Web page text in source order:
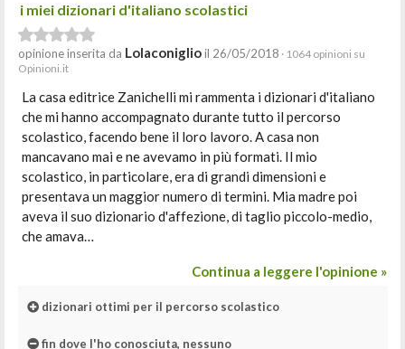
i miei dizionari d'italiano scolastici
opinione inserita da Lolaconiglioil 26/05/2018 · 1064 opinioni su
Opinioni.it
La casa editrice Zanichelli mi rammenta i dizionari d'italiano
che mi hanno accompagnato durante tutto il percorso
scolastico, facendo bene il loro lavoro. A casa non
mancavano mai e ne avevamo in più formati. Il mio
scolastico, in particolare, era di grandi dimensioni e
presentava un maggior numero di termini. Mia madre poi
aveva il suo dizionario d'affezione, di taglio piccolo-medio,
che amava…
Continua a leggere l'opinione »
dizionari ottimi per il percorso scolastico
fin dove l'ho conosciuta, nessuno